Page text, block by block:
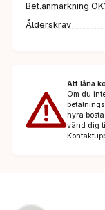
Bet.anmärkning
Ålderskrav
Att låna
Om du
hyra
vänd dig